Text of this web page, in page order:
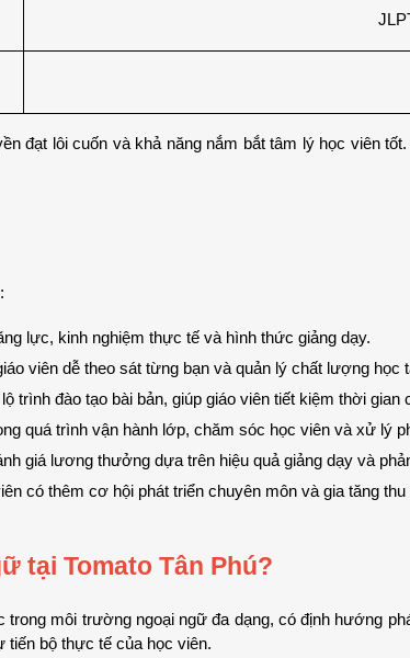
đạt lôi cuốn và khả năng nắm bắt tâm lý học viên
lực, kinh nghiệm thực tế và hình thức giảng dạy.
viên dễ theo sát từng bạn và quản lý chất lượng học
trình đào tạo bài bản, giúp giáo viên tiết kiệm thời gian
quá trình vận hành lớp, chăm sóc học viên và xử lý
giá lương thưởng dựa trên hiệu quả giảng dạy và
có thêm cơ hội phát triển chuyên môn và gia tăng thu
tại Tomato Tân Phú?
môi trường ngoại ngữ đa dạng, có định hướng
tiến bộ thực tế của học viên.